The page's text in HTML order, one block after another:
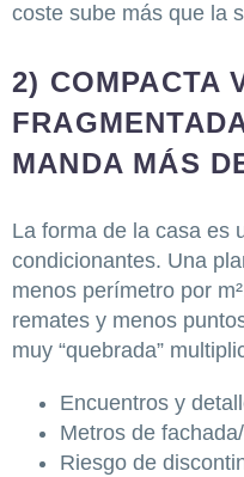
coste sube más que la
2) COMPACTA
MANDA MÁS
La forma de la casa es
condicionantes. Una
menos perímetro por
remates y menos
muy “quebrada”
Encuentros y
Metros de
Riesgo de